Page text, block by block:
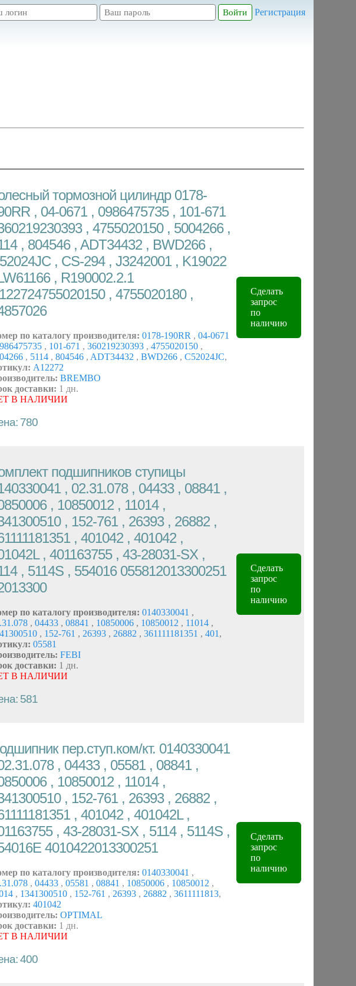
Регистрация
тормозной цилиндр 0178-
, 04-0671 , 0986475735 , 101-671
, 4755020150 , 5004266 ,
, 804546 , ADT34432 , BWD266 ,
, CS-294 , J3242001 , K19022
, R190002.2.1
, 4755020180 ,
по каталогу производителя: 0178-190RR , 04-0671
, 101-671 , 360219230393 , 4755020150 ,
, 5114 , 804546 , ADT34432 , BWD266 , C52024JC,
A12272
BREMBO
доставки: 1 дн.
В НАЛИЧИИ
780
Сделать
запрос
по
наличию
подшипников cтупицы
, 02.31.078 , 04433 , 08841 ,
, 10850012 , 11014 ,
, 152-761 , 26393 , 26882 ,
, 401042 , 401042 ,
, 401163755 , 43-28031-SX ,
, 5114S , 554016 055812013300251
по каталогу производителя: 0140330041 ,
, 04433 , 08841 , 10850006 , 10850012 , 11014 ,
, 152-761 , 26393 , 26882 , 361111181351 , 401,
05581
FEBI
доставки: 1 дн.
В НАЛИЧИИ
581
Сделать
запрос
по
наличию
пер.ступ.ком/кт. 0140330041
, 04433 , 05581 , 08841 ,
, 10850012 , 11014 ,
, 152-761 , 26393 , 26882 ,
, 401042 , 401042L ,
, 43-28031-SX , 5114 , 5114S ,
4010422013300251
по каталогу производителя: 0140330041 ,
, 04433 , 05581 , 08841 , 10850006 , 10850012 ,
, 1341300510 , 152-761 , 26393 , 26882 , 3611111813,
401042
OPTIMAL
доставки: 1 дн.
В НАЛИЧИИ
400
Сделать
запрос
по
наличию